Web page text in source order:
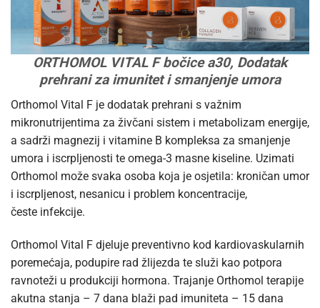
ORTHOMOL VITAL F bočice a30, Dodatak
prehrani za imunitet i smanjenje umora
Orthomol Vital F je dodatak prehrani s važnim
mikronutrijentima za živčani sistem i metabolizam energije,
a sadrži magnezij i vitamine B kompleksa za smanjenje
umora i iscrpljenosti te omega-3 masne kiseline. Uzimati
Orthomol može svaka osoba koja je osjetila: kroničan umor
i iscrpljenost, nesanicu i problem koncentracije,
česte infekcije.
Orthomol Vital F djeluje preventivno kod kardiovaskularnih
poremećaja, podupire rad žlijezda te služi kao potpora
ravnoteži u produkciji hormona. Trajanje Orthomol terapije
akutna stanja – 7 dana blaži pad imuniteta – 15 dana